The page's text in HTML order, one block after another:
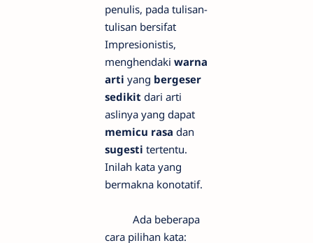
penulis, pada tulisan-
tulisan bersifat
Impresionistis,
menghendaki warna
arti yang bergeser
sedikit dari arti
aslinya yang dapat
memicu rasa dan
sugesti tertentu.
Inilah kata yang
bermakna konotatif.
Ada beberapa
cara pilihan kata: